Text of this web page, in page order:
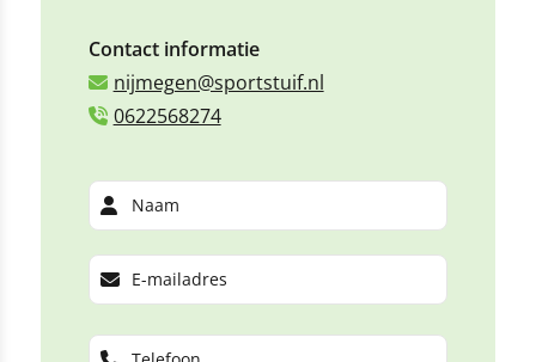
Contact informatie
nijmegen@sportstuif.nl
0622568274